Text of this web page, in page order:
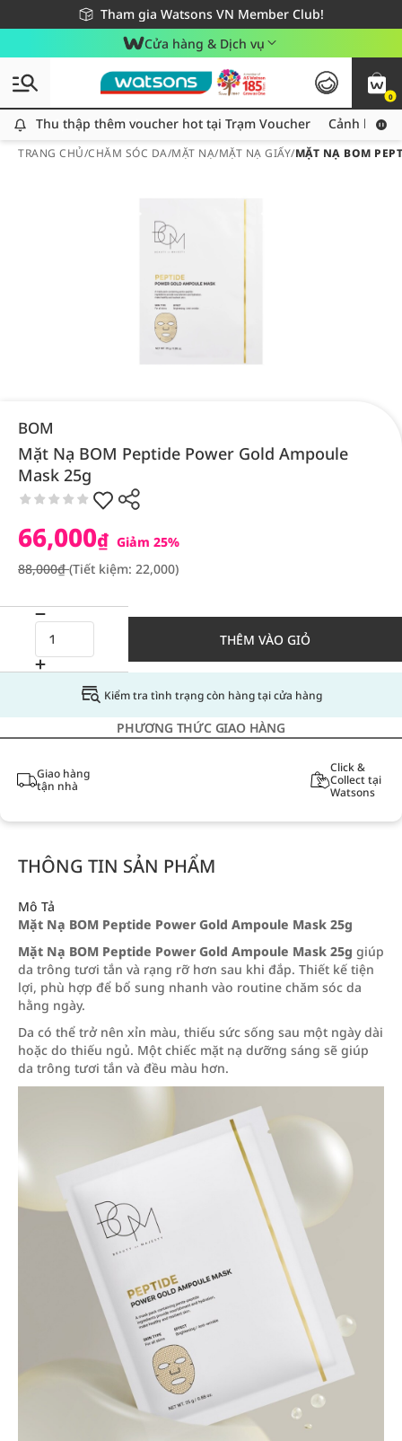
Tham gia Watsons VN Member Club!
Miễn phí giao hàng cho đơn hàng từ 249,000Đ
Giao hàng nhanh 24h - Áp dụng khu vực TP. Hồ Chí Minh
Cửa hàng & Dịch vụ
0
Thu thập thêm voucher hot tại Trạm Voucher
Thu thập thêm voucher hot tại Trạm Voucher Cảnh báo
TRANG CHỦ/CHĂM SÓC DA/MẶT NẠ/MẶT NẠ GIẤY/MẶT NẠ BOM
BOM
Mặt Nạ BOM Peptide Power Gold Ampoule
Mask 25g
66,000₫ Giảm 25%
88,000₫(Tiết kiệm: 22,000)
THÊM VÀO GIỎ
Kiểm tra tình trạng còn hàng tại cửa hàng
PHƯƠNG THỨC GIAO HÀNG
Giao hàng
tận nhà
Click &
Collect tại
Watsons
THÔNG TIN SẢN PHẨM
Mô Tả
Mặt Nạ BOM Peptide Power Gold Ampoule Mask 25g
Mặt Nạ BOM Peptide Power Gold Ampoule Mask 25g giúp
da trông tươi tắn và rạng rỡ hơn sau khi đắp. Thiết kế tiện
lợi, phù hợp để bổ sung nhanh vào routine chăm sóc da
hằng ngày.
Da có thể trở nên xỉn màu, thiếu sức sống sau một ngày dài
hoặc do thiếu ngủ. Một chiếc mặt nạ dưỡng sáng sẽ giúp
da trông tươi tắn và đều màu hơn.